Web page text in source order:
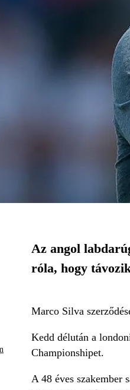
Az angol
róla, hogy
Marco Silva
Kedd délután a
Championshipet.
A 48 éves szakember